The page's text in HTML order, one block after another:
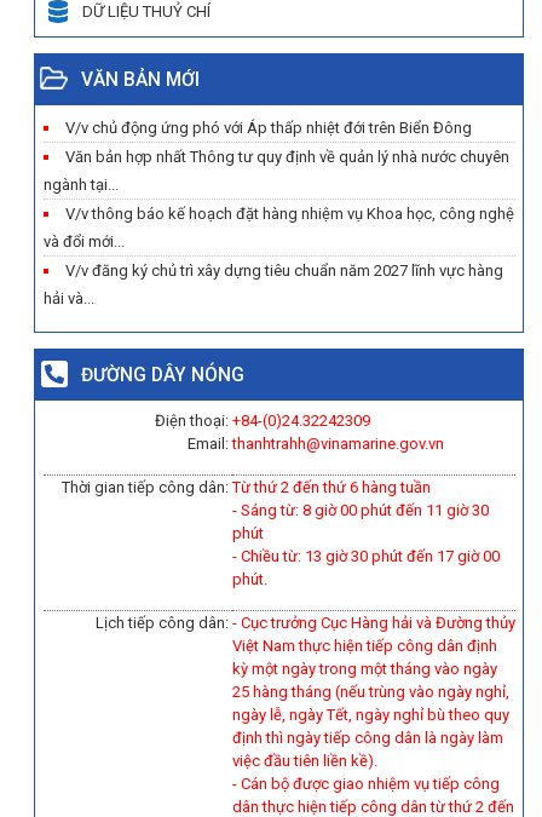
DỮ LIỆU THUỶ CHÍ
VĂN BẢN MỚI
V/v chủ động ứng phó với Áp thấp nhiệt đới trên Biển Đông
Văn bản hợp nhất Thông tư quy định về quản lý nhà nước chuyên
ngành tại...
V/v thông báo kế hoạch đặt hàng nhiệm vụ Khoa học, công nghệ
và đổi mới...
V/v đăng ký chủ trì xây dựng tiêu chuẩn năm 2027 lĩnh vực hàng
hải và...
ĐƯỜNG DÂY NÓNG
Điện thoại:
Email:
+84-(0)24.32242309
thanhtrahh@vinamarine.gov.vn
Thời gian tiếp công dân:Từ thứ 2 đến thứ 6 hàng tuần
- Sáng từ: 8 giờ 00 phút đến 11 giờ 30
phút
- Chiều từ: 13 giờ 30 phút đến 17 giờ 00
phút.
Lịch tiếp công dân: - Cục trưởng Cục Hàng hải và Đường thủy
Việt Nam thực hiện tiếp công dân định
kỳ một ngày trong một tháng vào ngày
25 hàng tháng (nếu trùng vào ngày nghỉ,
ngày lễ, ngày Tết, ngày nghỉ bù theo quy
định thì ngày tiếp công dân là ngày làm
việc đầu tiên liền kề).
- Cán bộ được giao nhiệm vụ tiếp công
dân thực hiện tiếp công dân từ thứ 2 đến